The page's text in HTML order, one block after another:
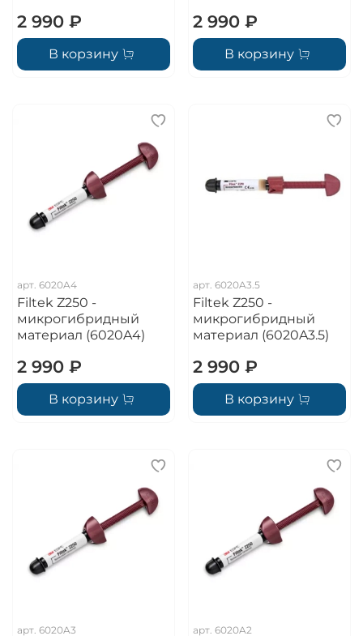
2 990 ₽
В корзину
2 990 ₽
В корзину
арт. 6020A4
Filtek Z250 -
микрогибридный
материал (6020A4)
2 990 ₽
В корзину
арт. 6020A3.5
Filtek Z250 -
микрогибридный
материал (6020A3.5)
2 990 ₽
В корзину
арт. 6020A3 арт. 6020A2